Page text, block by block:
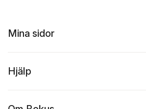
Mina sidor
Hjälp